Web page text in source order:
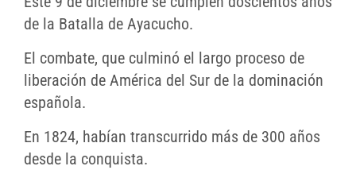
de la Batalla de Ayacucho.
El combate, que culminó el largo proceso de
liberación de América del Sur de la dominación
española.
En 1824, habían transcurrido más de 300 años
desde la conquista.